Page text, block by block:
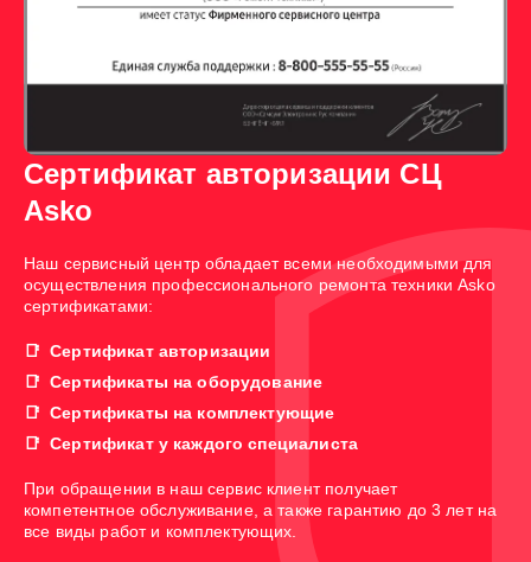
Сертификат авторизации СЦ
Asko
Наш сервисный центр обладает всеми необходимыми для
осуществления профессионального ремонта техники Asko
сертификатами:
Сертификат авторизации
Сертификаты на оборудование
Сертификаты на комплектующие
Сертификат у каждого специалиста
При обращении в наш сервис клиент получает
компетентное обслуживание, а также гарантию до 3 лет на
все виды работ и комплектующих.